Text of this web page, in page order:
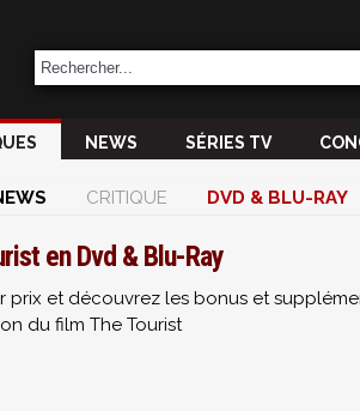
NEWS SÉRIES TV
CRITIQUE DVD & BLU-RAY
en Dvd & Blu-Ray
prix et découvrez les bonus et
du film The Tourist